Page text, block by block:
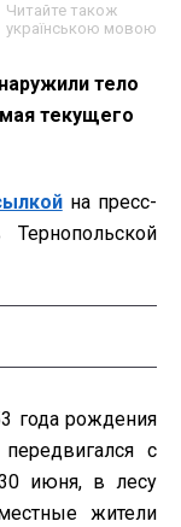
Читайте також
українською мовою
тело
текущего
на пресс-
года рождения
с
июня, в лесу
жители